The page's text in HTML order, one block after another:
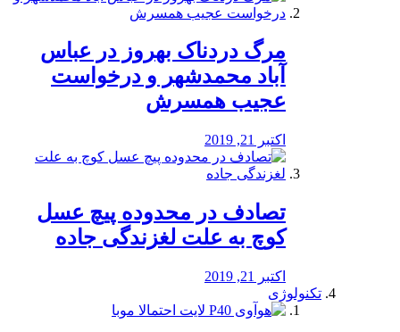
مرگ دردناک بهروز در عباس
آباد محمدشهر و درخواست
عجیب همسرش
اکتبر 21, 2019
تصادف در محدوده پیچ عسل
کوچ به علت لغزندگی جاده
اکتبر 21, 2019
تکنولوژی